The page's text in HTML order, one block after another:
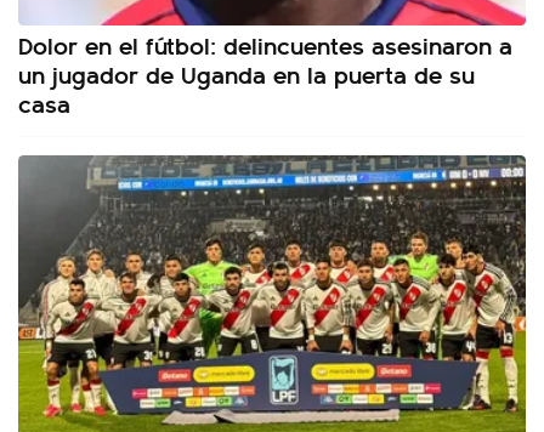
Dolor en el fútbol: delincuentes asesinaron a
un jugador de Uganda en la puerta de su
casa